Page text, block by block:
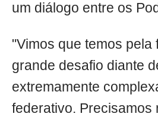
um diálogo entre os
"Vimos que temos pela
grande desafio diante
extremamente
federativo. Precisamos